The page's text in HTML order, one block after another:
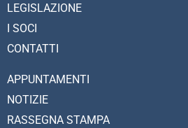
LEGISLAZIONE
I SOCI
CONTATTI
APPUNTAMENTI
NOTIZIE
RASSEGNA STAMPA